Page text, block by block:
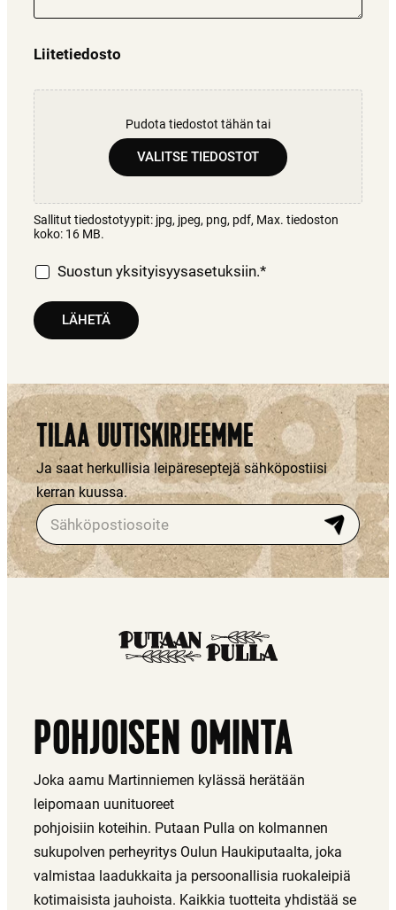
Liitetiedosto
Pudota tiedostot tähän tai
VALITSE TIEDOSTOT
Sallitut tiedostotyypit: jpg, jpeg, png, pdf, Max. tiedoston
koko: 16 MB.
Suostun yksityisyysasetuksiin.*
TILAA UUTISKIRJEEMME
Ja saat herkullisia leipäreseptejä sähköpostiisi
kerran kuussa.
"
*
ä
p
a
k
o
l
l
i
POHJOISEN OMINTA
Joka aamu Martinniemen kylässä herätään
leipomaan uunituoreet
pohjoisiin koteihin. Putaan Pulla on kolmannen
sukupolven perheyritys Oulun Haukiputaalta, joka
valmistaa laadukkaita ja persoonallisia ruokaleipiä
kotimaisista jauhoista. Kaikkia tuotteita yhdistää se